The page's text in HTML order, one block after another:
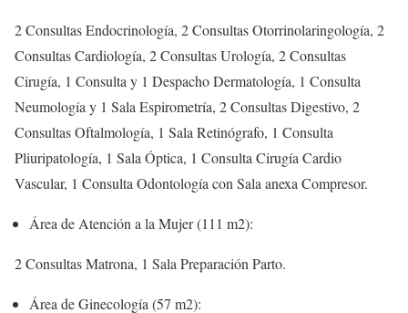
2 Consultas Endocrinología, 2 Consultas Otorrinolaringología, 2
Consultas Cardiología, 2 Consultas Urología, 2 Consultas
Cirugía, 1 Consulta y 1 Despacho Dermatología, 1 Consulta
Neumología y 1 Sala Espirometría, 2 Consultas Digestivo, 2
Consultas Oftalmología, 1 Sala Retinógrafo, 1 Consulta
Pliuripatología, 1 Sala Óptica, 1 Consulta Cirugía Cardio
Vascular, 1 Consulta Odontología con Sala anexa Compresor.
Área de Atención a la Mujer (111 m2):
2 Consultas Matrona, 1 Sala Preparación Parto.
Área de Ginecología (57 m2):